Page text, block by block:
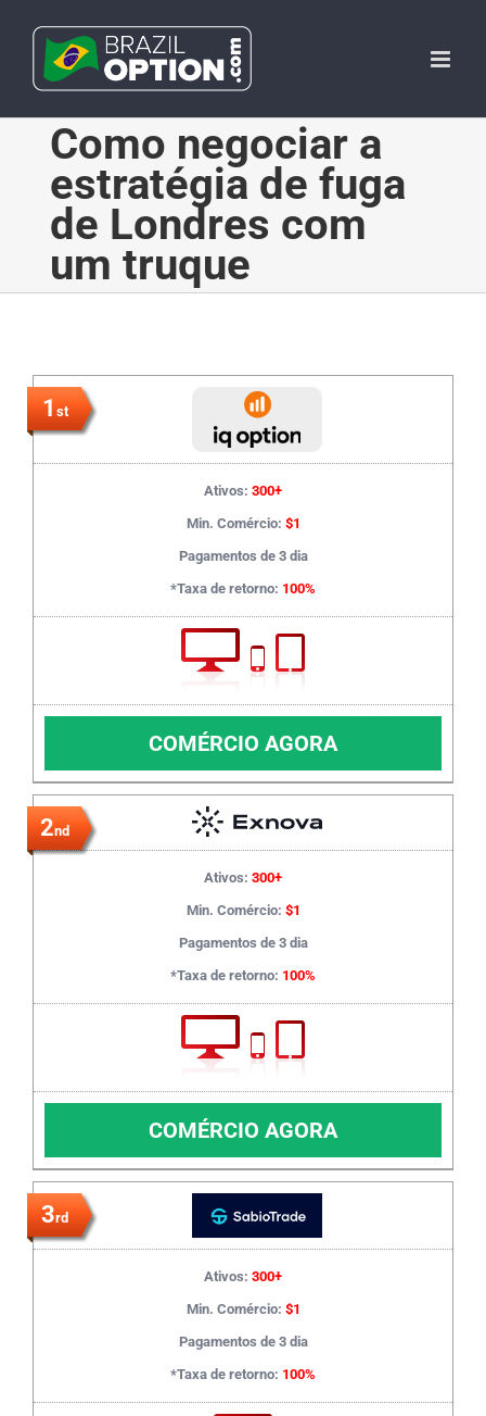
content
Como negociar a
estratégia de fuga
de Londres com
um truque
1st
Ativos: 300+
Min. Comércio: $1
Pagamentos de 3 dia
*Taxa de retorno: 100%
COMÉRCIO AGORA
2nd
Ativos: 300+
Min. Comércio: $1
Pagamentos de 3 dia
*Taxa de retorno: 100%
COMÉRCIO AGORA
3rd
Ativos: 300+
Min. Comércio: $1
Pagamentos de 3 dia
*Taxa de retorno: 100%